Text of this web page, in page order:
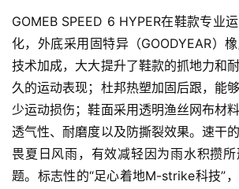
GOMEB SPEED 6 HYPER在鞋款专业
化，外底采用固特异（GOODYEAR）
技术加成，大大提升了鞋款的抓地力和
久的运动表现；杜邦热塑加固后跟，能
少运动损伤；鞋面采用透明渔丝网布材
透气性、耐磨度以及防撕裂效果。速干
畏夏日风雨，有效减轻因为雨水积攒
题。标志性的“足心着地M-strike科技”